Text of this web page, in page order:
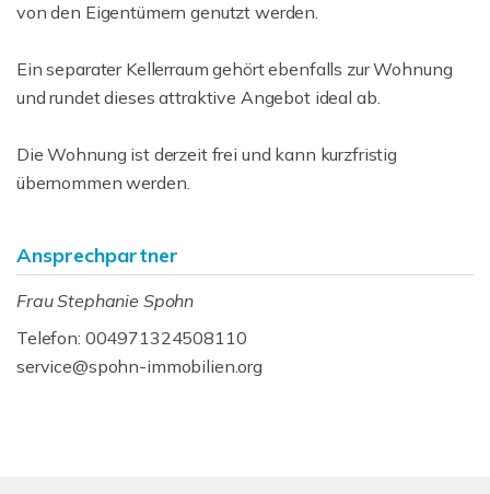
von den Eigentümern genutzt werden.
Ein separater Kellerraum gehört ebenfalls zur Wohnung
und rundet dieses attraktive Angebot ideal ab.
Die Wohnung ist derzeit frei und kann kurzfristig
übernommen werden.
Ansprechpartner
Frau Stephanie Spohn
Telefon: 004971324508110
service@spohn-immobilien.org